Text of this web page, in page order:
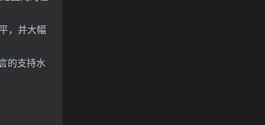
，并大幅
的支持水